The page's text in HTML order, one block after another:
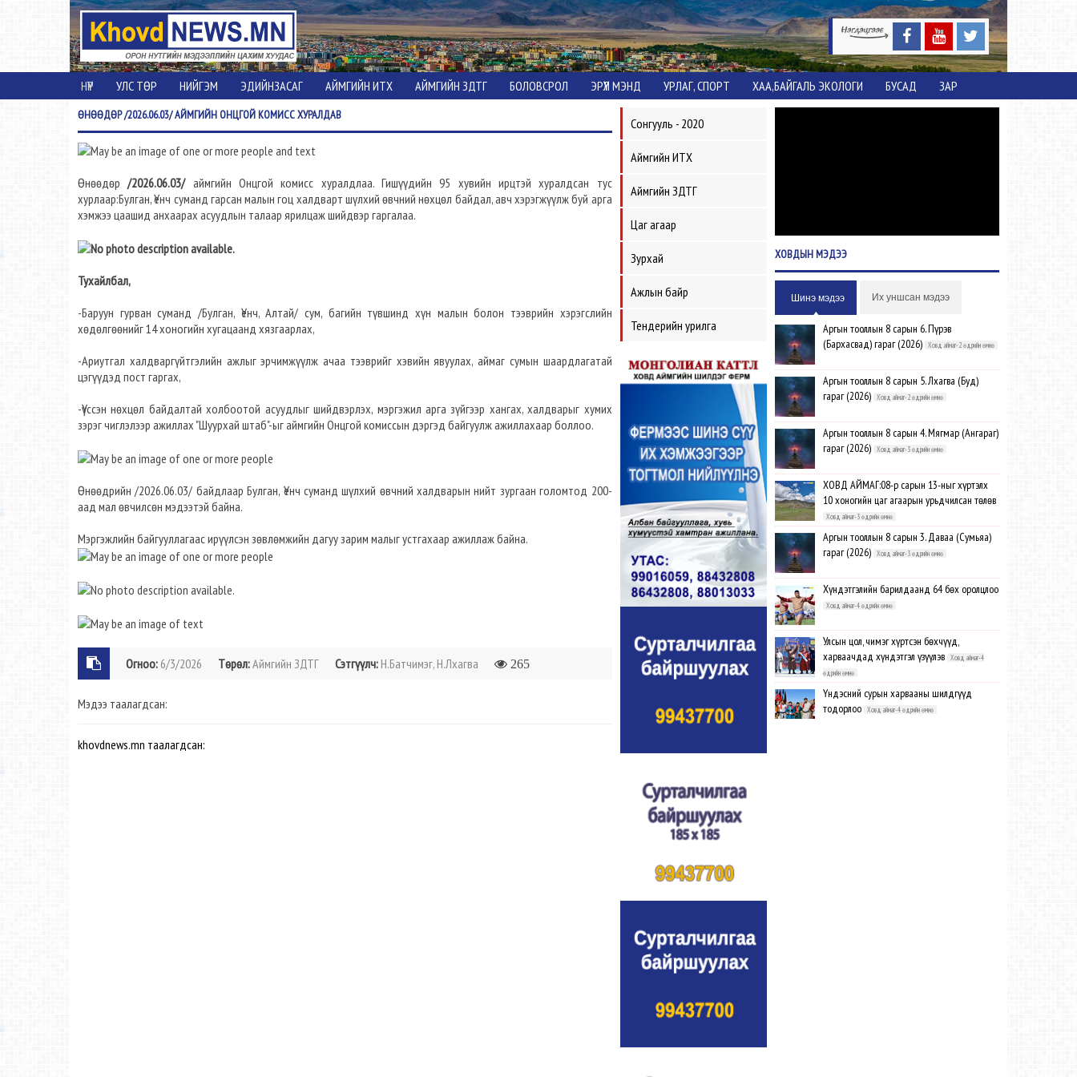
НҮҮР УЛС ТӨР НИЙГЭМ ЭДИЙНЗАСАГ АЙМГИЙН ИТХ АЙМГИЙН ЗДТГ БОЛОВСРОЛ ЭРҮҮЛ МЭНД УРЛАГ, СПОРТ ХАА,БАЙГАЛЬ ЭКОЛОГИ БУСАД ЗАР
ӨНӨӨДӨР/2026.06.03/ АЙМГИЙН ОНЦГОЙ КОМИСС ХУРАЛДАВ
Өнөөдөр /2026.06.03/аймгийн Онцгой комисс хуралдлаа. Гишүүдийн 95 хувийн ирцтэй хуралдсан тус
хурлаар:Булган, Үенч суманд гарсан малын гоц халдварт шүлхий өвчний нөхцөл байдал, авч хэрэгжүүлж буй арга
хэмжээ цаашид анхаарах асуудлын талаар ярилцаж шийдвэр гаргалаа.
Тухайлбал,
-Баруун гурван суманд /Булган, Үенч, Алтай/ сум, багийн түвшинд хүн малын болон тээврийн хэрэгслийн
хөдөлгөөнийг 14 хоногийн хугацаанд хязгаарлах,
-Ариутгал халдваргүйтгэлийн ажлыг эрчимжүүлж ачаа тээврийг хэвийн явуулах, аймаг сумын шаардлагатай
цэгүүдэд пост гаргах,
-Үүссэн нөхцөл байдалтай холбоотой асуудлыг шийдвэрлэх, мэргэжил арга зүйгээр хангах, халдварыг хумих
зэрэг чиглэлээр ажиллах "Шуурхай штаб"-ыг аймгийн Онцгой комиссын дэргэд байгуулж ажиллахаар боллоо.
Өнөөдрийн /2026.06.03/ байдлаар Булган, Үенч суманд шүлхий өвчний халдварын нийт зургаан голомтод 200-
аад мал өвчилсөн мэдээтэй байна.
Мэргэжлийн байгууллагаас ирүүлсэн зөвлөмжийн дагуу зарим малыг устгахаар ажиллаж байна.
Огноо: 6/3/2026 Төрөл:Аймгийн ЗДТГ Сэтгүүлч: Н.Батчимэг, Н.Лхагва 265
Мэдээ таалагдсан:
khovdnews.mn таалагдсан:
Сонгууль - 2020
Аймгийн ИТХ
Аймгийн ЗДТГ
Цаг агаар
Зурхай
Ажлын байр
Тендерийн урилга
ХОВДЫНМЭДЭЭ
Шинэ мэдээ Их уншсан мэдээ
Аргын тооллын 8 сарын 6. Пүрэв
(Бархасвад) гараг (2026)
Ховд аймаг-2 өдрийн өмнө
Аргын тооллын 8 сарын 5. Лхагва (Буд)
гараг (2026)
Ховд аймаг-2 өдрийн өмнө
Аргын тооллын 8 сарын 4. Мягмар (Ангараг)
гараг (2026)
Ховд аймаг-3 өдрийн өмнө
ХОВД АЙМАГ:08-р сарын 13-ныг хүртэлх
10 хоногийн цаг агаарын урьдчилсан төлөв
Ховд аймаг-3 өдрийн өмнө
Аргын тооллын 8 сарын 3. Даваа (Сумьяа)
гараг (2026)
Ховд аймаг-3 өдрийн өмнө
Хүндэтгэлийн барилдаанд 64 бөх оролцлоо
Ховд аймаг-4 өдрийн өмнө
Улсын цол, чимэг хүртсэн бөхчүүд,
харваачдад хүндэтгэл үзүүлэв
Ховд аймаг-4
өдрийн өмнө
Үндэсний сурын харвааны шилдгүүд
тодорлоо
Ховд аймаг-4 өдрийн өмнө